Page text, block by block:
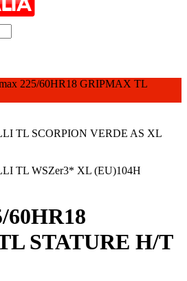
225/60HR18 GRIPMAX TL
TL SCORPION VERDE AS XL
TL WSZer3* XL (EU)104H
60HR18
STATURE H/T